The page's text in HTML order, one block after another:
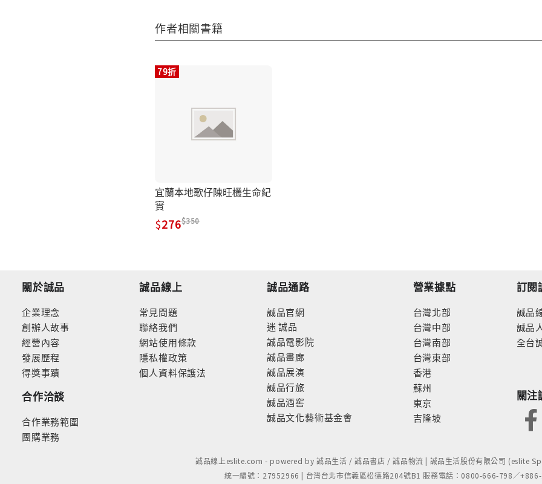
作者相關書籍
79折
宜蘭本地歌仔陳旺欉生命紀
實
276 350
關於誠品
企業理念
創辦人故事
經營內容
發展歷程
得獎事蹟
合作洽談
合作業務範圍
團購業務
誠品線上
常見問題
聯絡我們
網站使用條款
隱私權政策
個人資料保護法
誠品通路
誠品官網
迷 誠品
誠品電影院
誠品畫廊
誠品展演
誠品行旅
誠品酒窖
誠品文化藝術基金會
營業據點
台灣北部
台灣中部
台灣南部
台灣東部
香港
蘇州
東京
吉隆坡
訂閱
誠品
誠品
全台
關注
誠品線上eslite.com - powered by 誠品生活 / 誠品書店 / 誠品物流 | 誠品生活股份有限公司 (eslite
統一編號：27952966 | 台灣台北市信義區松德路204號B1 服務電話：0800-666-798／